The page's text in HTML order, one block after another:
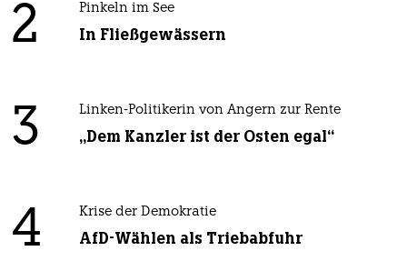
2 Pinkeln im See
In Fließgewässern
3 Linken-Politikerin von Angern zur Rente
„Dem Kanzler ist der Osten egal“
4 Krise der Demokratie
AfD-Wählen als Triebabfuhr